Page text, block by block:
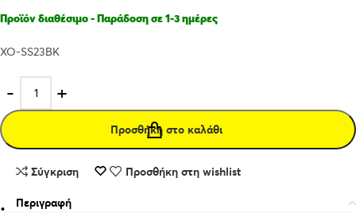
Προϊόν διαθέσιμο - Παράδοση σε 1-3 ημέρες
XO-SS23BK
Προσθήκη στο καλάθι
Σύγκριση Προσθήκη στη wishlist
Περιγραφή